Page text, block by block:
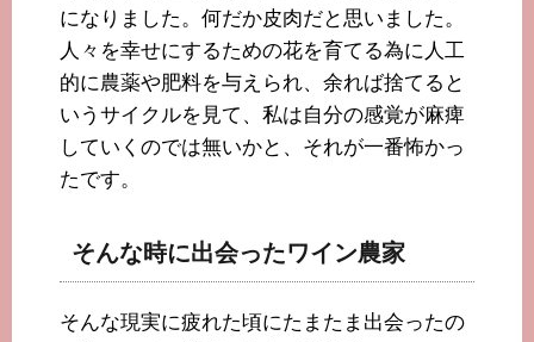
になりました。何だか皮肉だと思いました。
人々を幸せにするための花を育てる為に人工
的に農薬や肥料を与えられ、余れば捨てると
いうサイクルを見て、私は自分の感覚が麻痺
していくのでは無いかと、それが一番怖かっ
たです。
そんな時に出会ったワイン農家
そんな現実に疲れた頃にたまたま出会ったの